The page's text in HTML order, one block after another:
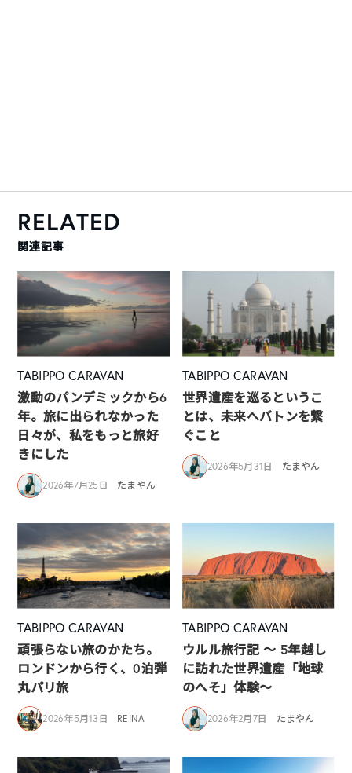
RELATED
関連記事
TABIPPO CARAVAN
激動のパンデミックから6
年。旅に出られなかった
日々が、私をもっと旅好
きにした
2026年7月25日 たまやん
TABIPPO CARAVAN
世界遺産を巡るというこ
とは、未来へバトンを繋
ぐこと
2026年5月31日 たまやん
TABIPPO CARAVAN
頑張らない旅のかたち。
ロンドンから行く、0泊弾
丸パリ旅
2026年5月13日 REINA
TABIPPO CARAVAN
ウルル旅行記 ～ 5年越し
に訪れた世界遺産「地球
のへそ」体験～
2026年2月7日 たまやん